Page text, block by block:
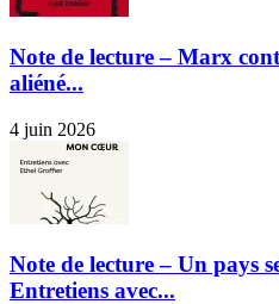
Note de lecture – Marx
aliéné...
4 juin 2026
Note de lecture – Un pays
Entretiens avec...